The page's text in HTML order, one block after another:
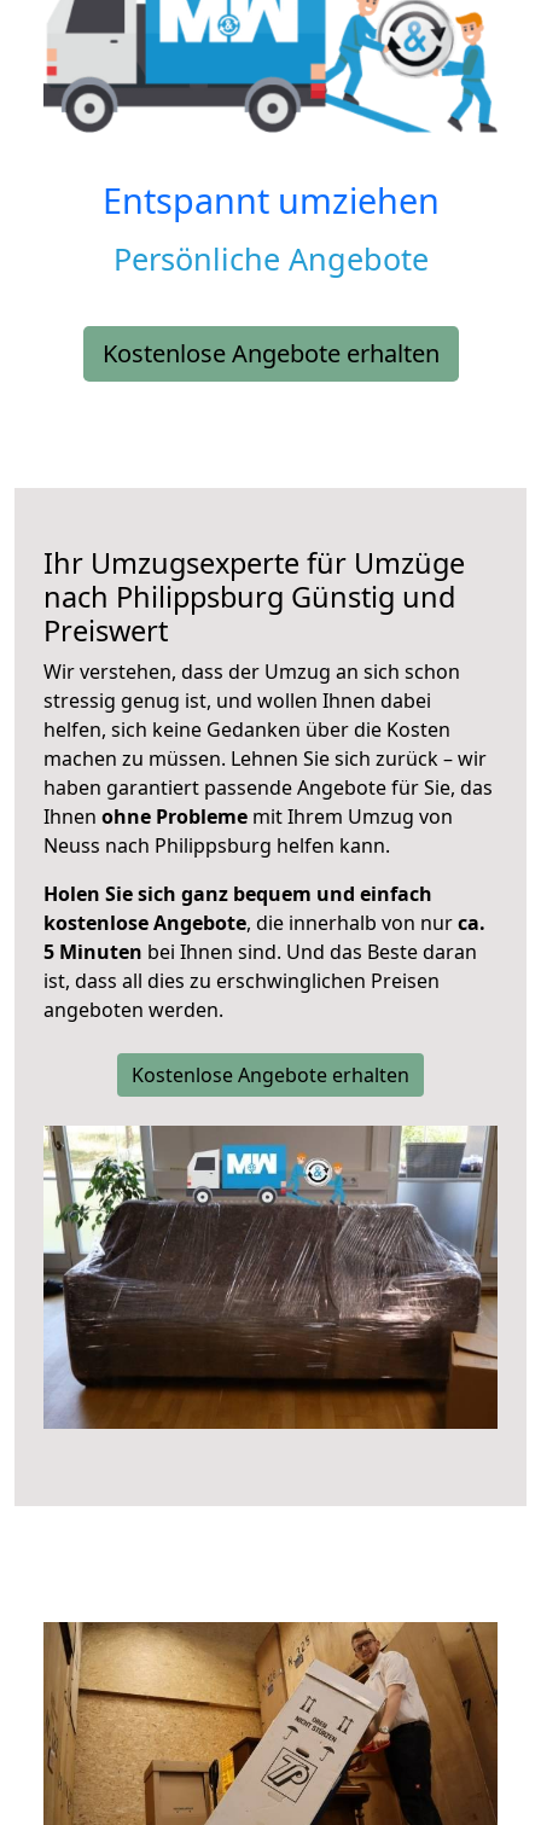
Entspannt umziehen
Persönliche Angebote
Kostenlose Angebote erhalten
Ihr Umzugsexperte für Umzüge
nach Philippsburg Günstig und
Preiswert
Wir verstehen, dass der Umzug an sich schon
stressig genug ist, und wollen Ihnen dabei
helfen, sich keine Gedanken über die Kosten
machen zu müssen. Lehnen Sie sich zurück – wir
haben garantiert passende Angebote für Sie, das
Ihnen ohne Probleme mit Ihrem Umzug von
Neuss nach Philippsburg helfen kann.
Holen Sie sich ganz bequem und einfach
kostenlose Angebote, die innerhalb von nurca.
5 Minuten bei Ihnen sind. Und das Beste daran
ist, dass all dies zu erschwinglichen Preisen
angeboten werden.
Kostenlose Angebote erhalten